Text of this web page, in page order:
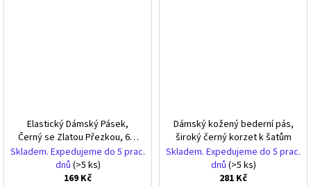
Elastický Dámský Pásek,
Černý se Zlatou Přezkou, 65-
95 cm x 6 cm
Skladem. Expedujeme do 5 prac.
dnů (>5 ks)
169 Kč
Dámský kožený bederní pás,
široký černý korzet k šatům
Skladem. Expedujeme do 5 prac.
dnů (>5 ks)
281 Kč